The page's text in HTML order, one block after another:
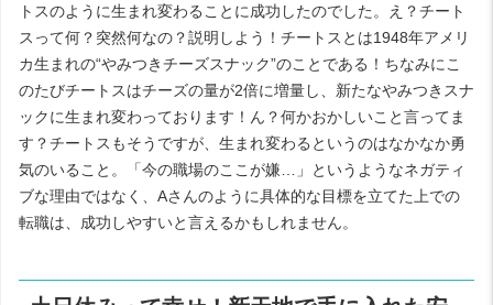
トスのように生まれ変わることに成功したのでした。え？チート
スって何？突然何なの？説明しよう！ チートス とは1948年アメリ
カ生まれの“やみつきチーズスナック”のことである！ちなみにこ
のたびチートスはチーズの量が2倍に増量し、新たなやみつきスナ
ックに生まれ変わっております！ん？何かおかしいこと言ってま
す？チートスもそうですが、生まれ変わるというのはなかなか勇
気のいること。「今の職場のここが嫌…」というようなネガティ
ブな理由ではなく、Aさんのように具体的な目標を立てた上での
転職は、成功しやすいと言えるかもしれません。